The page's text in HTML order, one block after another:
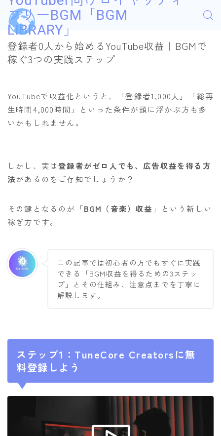
フリーBGM「BGM
LIBRARY」
登録者0人から始めるYouTube収益｜BGMで
稼ぐ3つの実践ステップ
YouTubeで収益化というと、「登録者1,000人」「総再
生時間4,000時間」といった条件が頭に浮かぶ方も多
いかもしれません。
しかし、実は登録者がゼロ人でも、広告収益を得る方
法があるのをご存知でしょうか？
その鍵となるのが「BGM（音楽）収益 」という新しい
稼ぎ方です。
この記事では初心者の方でもすぐに実践
できる「BGM収益を得るための3ステッ
プ」とその仕組み、注意点までを丁寧に
解説します。
ステップ1：TuneCore Creatorsに無
料登録しよう